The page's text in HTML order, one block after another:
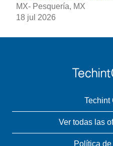
MX- Pesquería, MX
18 jul 2026
Techint
Ver todas las
Política